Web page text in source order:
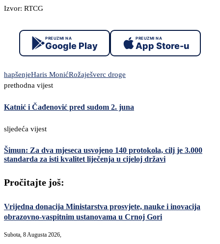
Izvor: RTCG
PREUZMI NA
Google Play
PREUZMI NA
App Store-u
hapšenjeHaris MonićRožaješverc droge
prethodna vijest
Katnić i Čađenović pred sudom 2. juna
sljedeća vijest
Šimun: Za dva mjeseca usvojeno 140 protokola, cilj je 3.000
standarda za isti kvalitet liječenja u cijeloj državi
Pročitajte još:
Vrijedna donacija Ministarstva prosvjete, nauke i inovacija
obrazovno-vaspitnim ustanovama u Crnoj Gori
Subota, 8 Augusta 2026,